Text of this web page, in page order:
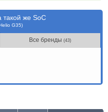
же SoC
G35)
Все бренды(43)